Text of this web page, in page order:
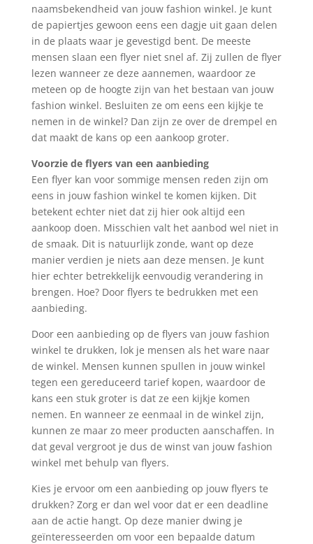
naamsbekendheid van jouw fashion winkel. Je kunt
de papiertjes gewoon eens een dagje uit gaan delen
in de plaats waar je gevestigd bent. De meeste
mensen slaan een flyer niet snel af. Zij zullen de flyer
lezen wanneer ze deze aannemen, waardoor ze
meteen op de hoogte zijn van het bestaan van jouw
fashion winkel. Besluiten ze om eens een kijkje te
nemen in de winkel? Dan zijn ze over de drempel en
dat maakt de kans op een aankoop groter.
Voorzie de flyers van een aanbieding
Een flyer kan voor sommige mensen reden zijn om
eens in jouw fashion winkel te komen kijken. Dit
betekent echter niet dat zij hier ook altijd een
aankoop doen. Misschien valt het aanbod wel niet in
de smaak. Dit is natuurlijk zonde, want op deze
manier verdien je niets aan deze mensen. Je kunt
hier echter betrekkelijk eenvoudig verandering in
brengen. Hoe? Door flyers te bedrukken met een
aanbieding.
Door een aanbieding op de flyers van jouw fashion
winkel te drukken, lok je mensen als het ware naar
de winkel. Mensen kunnen spullen in jouw winkel
tegen een gereduceerd tarief kopen, waardoor de
kans een stuk groter is dat ze een kijkje komen
nemen. En wanneer ze eenmaal in de winkel zijn,
kunnen ze maar zo meer producten aanschaffen. In
dat geval vergroot je dus de winst van jouw fashion
winkel met behulp van flyers.
Kies je ervoor om een aanbieding op jouw flyers te
drukken? Zorg er dan wel voor dat er een deadline
aan de actie hangt. Op deze manier dwing je
geïnteresseerden om voor een bepaalde datum